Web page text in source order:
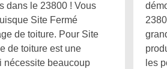
dans le 23800 ! Vous
Site Fermé
de toiture. Pour Site
de toiture est une
nécessite beaucoup
les